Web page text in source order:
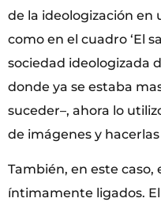
de la ideologización
como en el cuadro ‘El
sociedad ideologizada
donde ya se estaba
suceder–, ahora lo
de imágenes y
También, en este
íntimamente ligados.